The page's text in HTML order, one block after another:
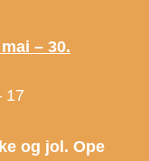
– 30.
17
og jol. Ope